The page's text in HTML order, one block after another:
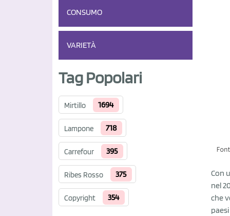
CONSUMO
VARIETÀ
Tag Popolari
Mirtillo 1694
Lampone 718
Carrefour 395
Ribes Rosso 375
Copyright 354
Con
nel
che